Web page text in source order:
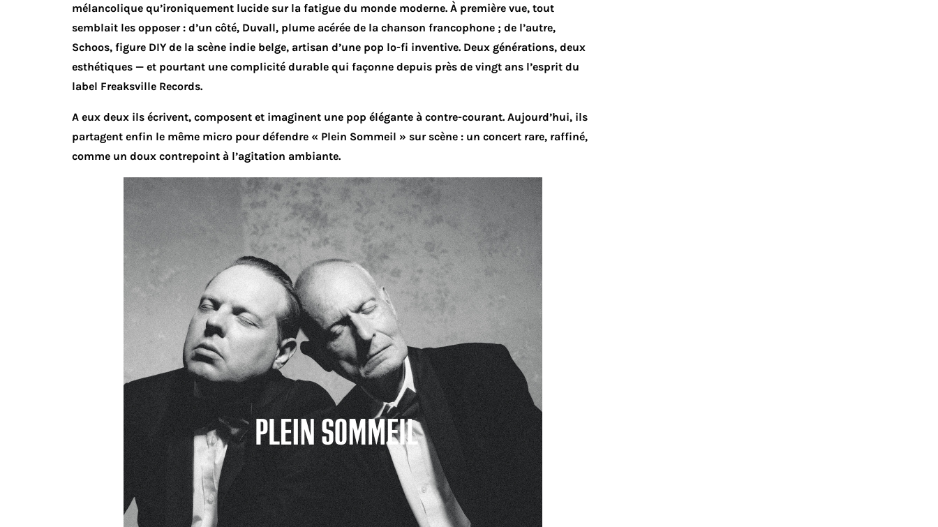
mélancolique qu’ironiquement lucide sur la fatigue du monde moderne. À première vue, tout
semblait les opposer : d’un côté, Duvall, plume acérée de la chanson francophone ; de l’autre,
Schoos, figure DIY de la scène indie belge, artisan d’une pop lo-fi inventive. Deux générations, deux
esthétiques — et pourtant une complicité durable qui façonne depuis près de vingt ans l’esprit du
label Freaksville Records.
A eux deux ils écrivent, composent et imaginent une pop élégante à contre-courant. Aujourd’hui, ils
partagent enfin le même micro pour défendre « Plein Sommeil » sur scène : un concert rare, raffiné,
comme un doux contrepoint à l’agitation ambiante.